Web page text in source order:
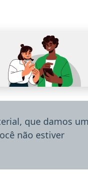
que damos
não estiver